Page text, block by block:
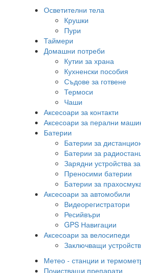
Осветителни тела
Крушки
Пури
Таймери
Домашни потреби
Кутии за храна
Кухненски пособия
Съдове за готвене
Термоси
Чаши
Аксесоари за контакти
Аксесоари за перални
Батерии
Батерии за
Батерии за
Зарядни устройства
Преносими батерии
Батерии за
Аксесоари за автомобили
Видеорегистратори
Ресийвъри
GPS Навигации
Аксесоари за велосипеди
Заключващи
Метео - станции и
Почистващи препарати